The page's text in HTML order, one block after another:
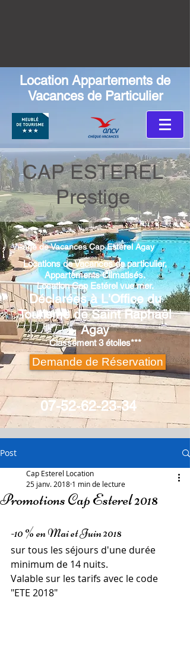
Location Appartements de
Vacances de Particulier
CAP ESTEREL
Prestige
Village de Vacances Cap Esterel Agay
Locations de Vacances de particulier,
Appartements Climatisés.
LocationCap Estérelvue mer.
Déclarées à L'Office du
Tourisme de Saint Raphaël
Agay
Classement 3 étoiles***
Demande de Réservation
07-52-62-23-34
Post
Promotions Cap Esterel 2018
Cap Esterel Location
25 janv. 2018 1 min de lecture
-10 % en Mai et Juin 2018
sur tous les séjours d'une durée
minimum de 14 nuits.
Valable sur les tarifs avec le code
"ETE 2018"